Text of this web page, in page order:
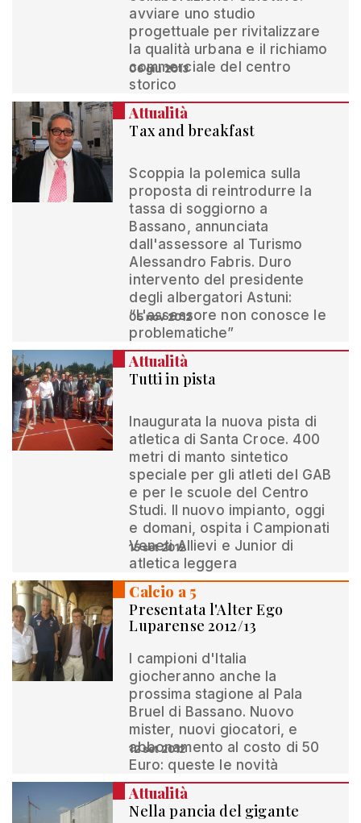
avviare uno studio
progettuale per rivitalizzare
la qualità urbana e il richiamo
commerciale del centro
storico
06 giu 2013
Attualità
Tax and breakfast
Scoppia la polemica sulla
proposta di reintrodurre la
tassa di soggiorno a
Bassano, annunciata
dall'assessore al Turismo
Alessandro Fabris. Duro
intervento del presidente
degli albergatori Astuni:
“L'assessore non conosce le
problematiche”
05 nov 2012
Attualità
Tutti in pista
Inaugurata la nuova pista di
atletica di Santa Croce. 400
metri di manto sintetico
speciale per gli atleti del GAB
e per le scuole del Centro
Studi. Il nuovo impianto, oggi
e domani, ospita i Campionati
Veneti Allievi e Junior di
atletica leggera
15 set 2012
Calcio a 5
Presentata l'Alter Ego
Luparense 2012/13
I campioni d'Italia
giocheranno anche la
prossima stagione al Pala
Bruel di Bassano. Nuovo
mister, nuovi giocatori, e
abbonamento al costo di 50
Euro: queste le novità
12 set 2012
Attualità
Nella pancia del gigante